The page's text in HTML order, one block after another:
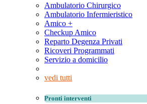
Ambulatorio Chirurgico
Ambulatorio Infermieristico
Amico +
Checkup Amico
Reparto Degenza Privati
Ricoveri Programmati
Servizio a domicilio
vedi tutti
Pronti interventi